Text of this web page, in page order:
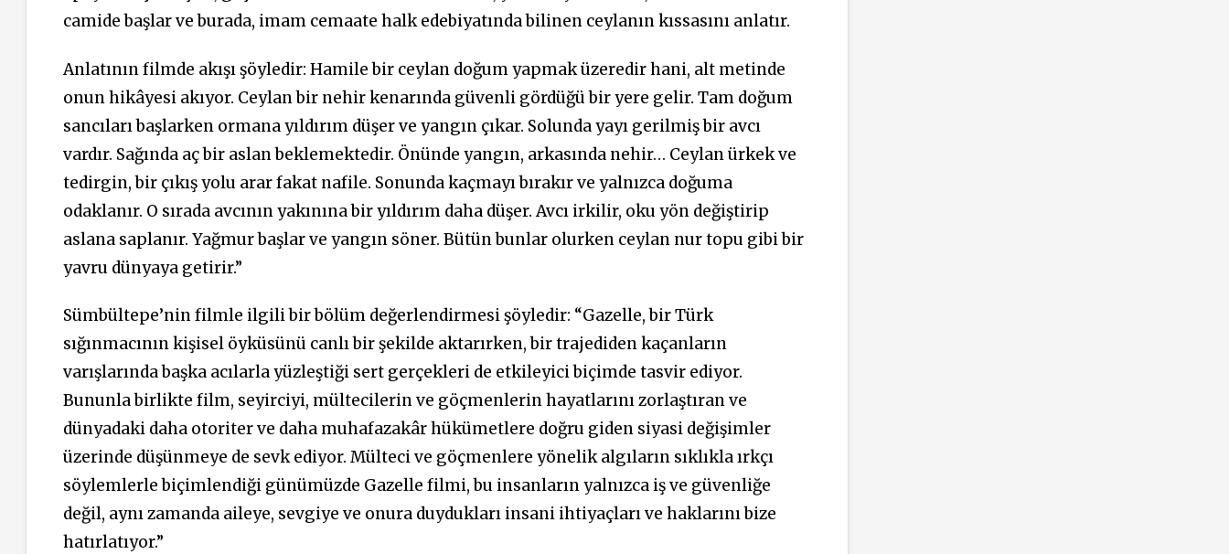
camide başlar ve burada, imam cemaate halk edebiyatında bilinen ceylanın kıssasını anlatır.
Anlatının filmde akışı şöyledir: Hamile bir ceylan doğum yapmak üzeredir hani, alt metinde
onun hikâyesi akıyor. Ceylan bir nehir kenarında güvenli gördüğü bir yere gelir. Tam doğum
sancıları başlarken ormana yıldırım düşer ve yangın çıkar. Solunda yayı gerilmiş bir avcı
vardır. Sağında aç bir aslan beklemektedir. Önünde yangın, arkasında nehir… Ceylan ürkek ve
tedirgin, bir çıkış yolu arar fakat nafile. Sonunda kaçmayı bırakır ve yalnızca doğuma
odaklanır. O sırada avcının yakınına bir yıldırım daha düşer. Avcı irkilir, oku yön değiştirip
aslana saplanır. Yağmur başlar ve yangın söner. Bütün bunlar olurken ceylan nur topu gibi bir
yavru dünyaya getirir.”
Sümbültepe’nin filmle ilgili bir bölüm değerlendirmesi şöyledir: “Gazelle, bir Türk
sığınmacının kişisel öyküsünü canlı bir şekilde aktarırken, bir trajediden kaçanların
varışlarında başka acılarla yüzleştiği sert gerçekleri de etkileyici biçimde tasvir ediyor.
Bununla birlikte film, seyirciyi, mültecilerin ve göçmenlerin hayatlarını zorlaştıran ve
dünyadaki daha otoriter ve daha muhafazakâr hükümetlere doğru giden siyasi değişimler
üzerinde düşünmeye de sevk ediyor. Mülteci ve göçmenlere yönelik algıların sıklıkla ırkçı
söylemlerle biçimlendiği günümüzde Gazelle filmi, bu insanların yalnızca iş ve güvenliğe
değil, aynı zamanda aileye, sevgiye ve onura duydukları insani ihtiyaçları ve haklarını bize
hatırlatıyor.”